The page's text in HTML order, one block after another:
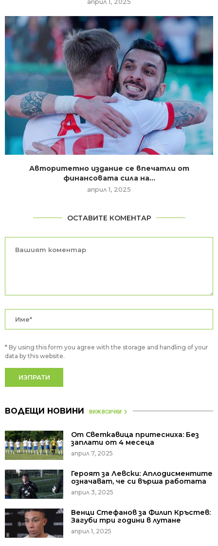
Авторитетно издание се впечатли от
финансовата сила на...
април 1, 2025
ОСТАВИТЕ КОМЕНТАР
* By using this form you agree with the storage and handling of your
data by this website.
ВОДЕЩИ НОВИНИ ВИЖ ВСИЧКИ
От Светкавица притесниха: Без
заплати от 4 месеца
април 7, 2025
Героят за Левски: Аплодисментите
означават, че си върша работата
април 3, 2025
Венци Стефанов за Филип Кръстев:
Загуби три години в лутане
април 1, 2025